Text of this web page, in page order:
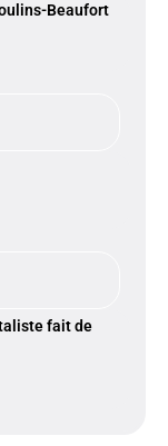
Beaufort
fait de